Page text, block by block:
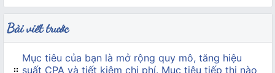
Bài viết trước
Mục tiêu của bạn là mở rộng quy mô, tăng hiệu
suất CPA và tiết kiệm chi phí. Mục tiêu tiếp thị nào